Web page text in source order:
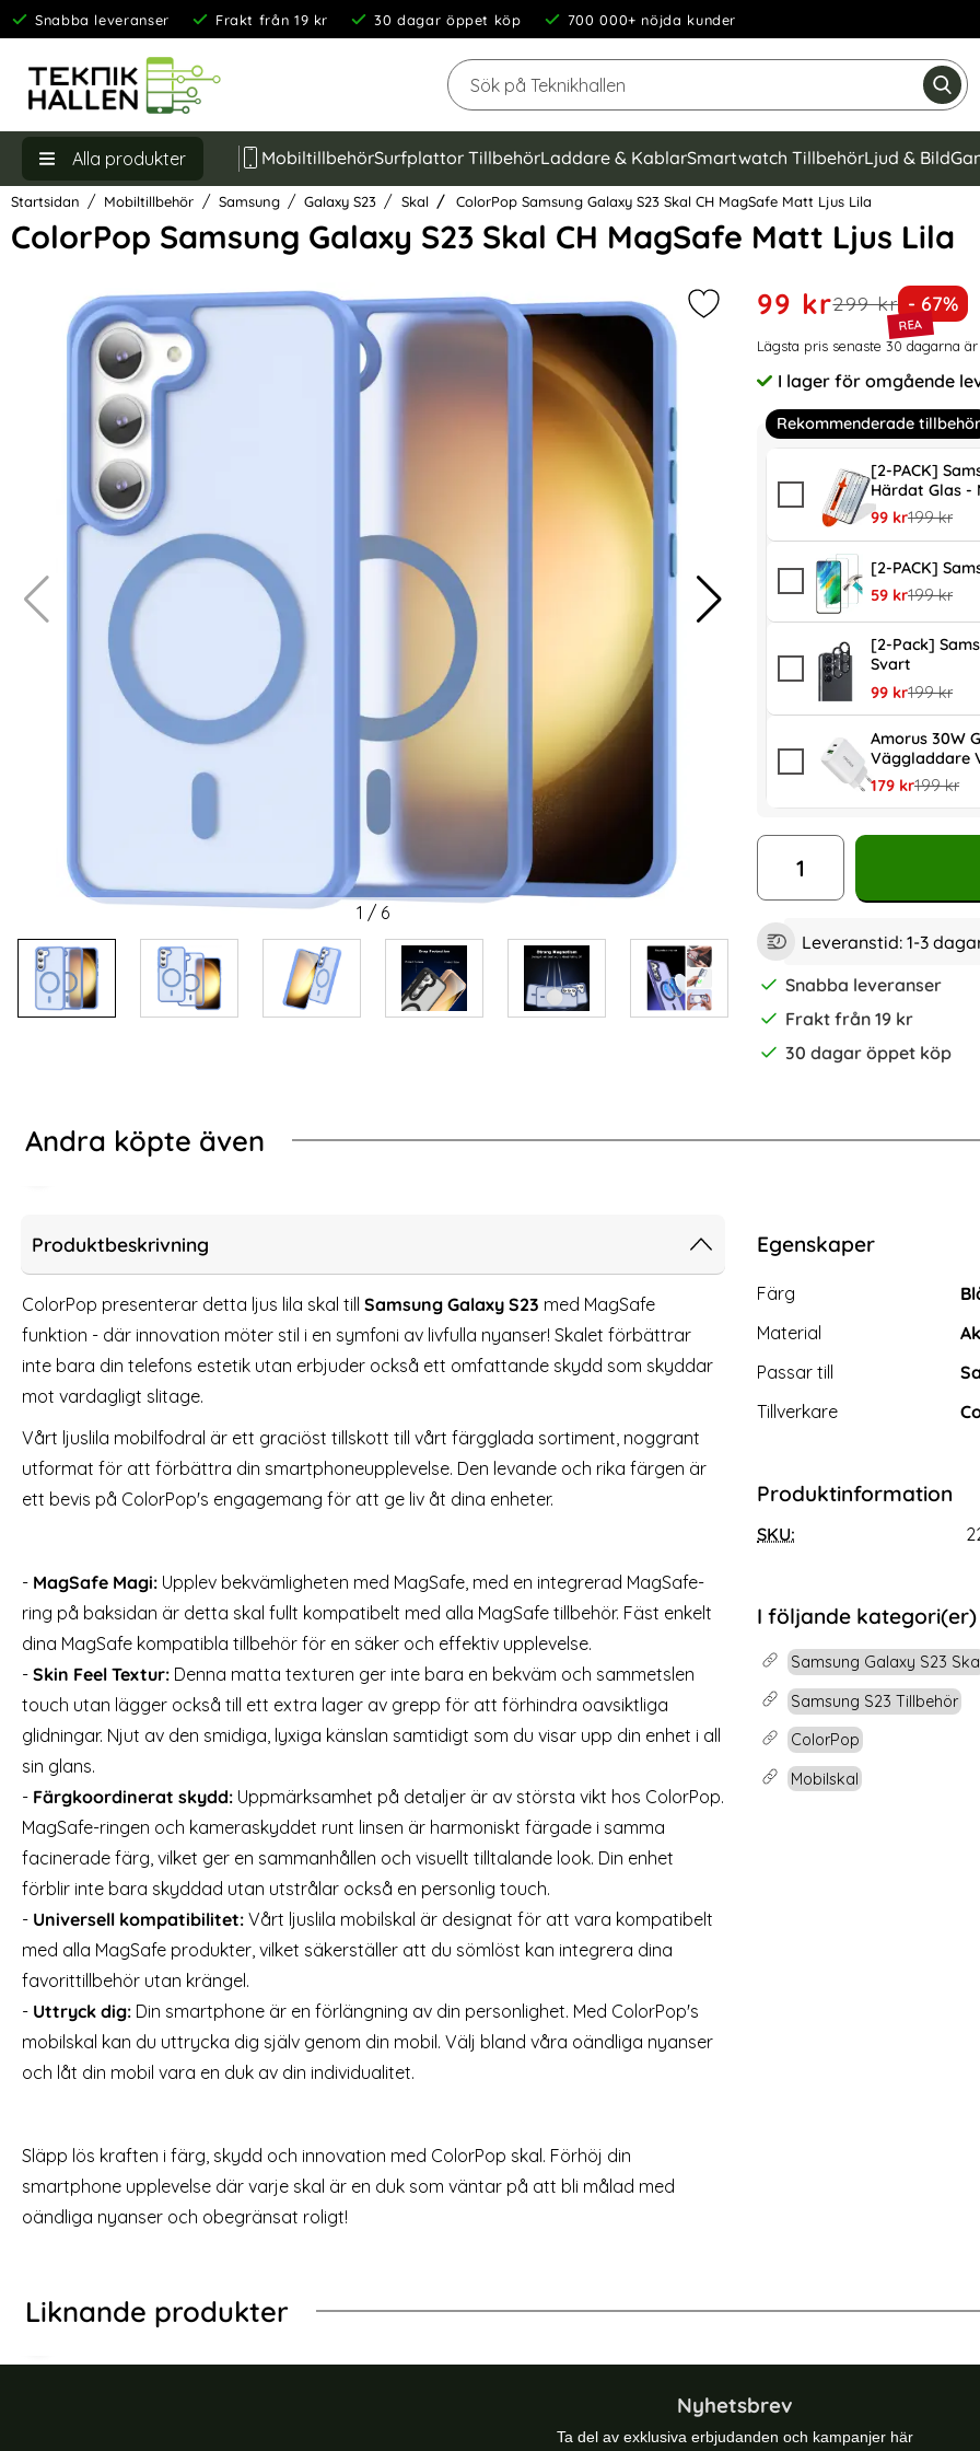
Snabba leveranser Frakt från 19 kr 30 dagar öppet köp 700 000+ nöjda kunder
Sök
Alla produkter MobiltillbehörSurfplattor TillbehörLaddare & KablarSmartwatch TillbehörLjud & Bild
Startsidan Mobiltillbehör Samsung Galaxy S23 Skal ColorPop Samsung Galaxy S23 Skal CH MagSafe Matt Ljus Lila
ColorPop Samsung Galaxy S23 Skal CH MagSafe Matt Ljus Lila
Hoppa
över
Markera colorPop Samsung
1 / 6
Handla denna produkt
rea pris
99 krtidigare pris
299 kr Priset
- 67%
Prishistorik
Lägsta pris senaste 30 dagarna
Tillgänglighet:
I lager för omgående
Rekommenderade tillbehör
[2-PACK]
Härdat Glas -
rea pris
99 krtidigare
199 kr
[2-PACK]
rea pris
59 krtidigare
199 kr
[2-Pack]
Svart
rea pris
99 krtidigare
199 kr
Amorus 30W
Väggladdare
rea pris
179 krtidigare
199 kr
antal
Leveranstid: 1-3
Snabba leveranser
Frakt från 19 kr
30 dagar öppet köp
Andra köpte även
Spigen Galaxy S23 2-PACK GLAS.tR "Ez Fit"
Skärmskydd
Tillgänglighet:
Lagervara
HOFI Galaxy S23 Skärmskydd Heltäckande
Tillgänglighet:
Lagervara
ColorPop Samsung Galaxy
Art. nr 225333
Produktbeskrivning
ColorPop presenterar detta ljus lila skal till Samsung Galaxy S23 med MagSafe
funktion - där innovation möter stil i en symfoni av livfulla nyanser! Skalet förbättrar
inte bara din telefons estetik utan erbjuder också ett omfattande skydd som skyddar
mot vardagligt slitage.
Vårt ljuslila mobilfodral är ett graciöst tillskott till vårt färgglada sortiment, noggrant
utformat för att förbättra din smartphoneupplevelse. Den levande och rika färgen är
ett bevis på ColorPop's engagemang för att ge liv åt dina enheter.
- MagSafe Magi: Upplev bekvämligheten med MagSafe, med en integrerad MagSafe-
ring på baksidan är detta skal fullt kompatibelt med alla MagSafe tillbehör. Fäst enkelt
dina MagSafe kompatibla tillbehör för en säker och effektiv upplevelse.
- Skin Feel Textur: Denna matta texturen ger inte bara en bekväm och sammetslen
touch utan lägger också till ett extra lager av grepp för att förhindra oavsiktliga
glidningar. Njut av den smidiga, lyxiga känslan samtidigt som du visar upp din enhet i all
sin glans.
- Färgkoordinerat skydd: Uppmärksamhet på detaljer är av största vikt hos ColorPop.
MagSafe-ringen och kameraskyddet runt linsen är harmoniskt färgade i samma
facinerade färg, vilket ger en sammanhållen och visuellt tilltalande look. Din enhet
förblir inte bara skyddad utan utstrålar också en personlig touch.
- Universell kompatibilitet: Vårt ljuslila mobilskal är designat för att vara kompatibelt
med alla MagSafe produkter, vilket säkerställer att du sömlöst kan integrera dina
favorittillbehör utan krängel.
- Uttryck dig: Din smartphone är en förlängning av din personlighet. Med ColorPop's
mobilskal kan du uttrycka dig själv genom din mobil. Välj bland våra oändliga nyanser
och låt din mobil vara en duk av din individualitet.
Släpp lös kraften i färg, skydd och innovation med ColorPop skal. Förhöj din
smartphone upplevelse där varje skal är en duk som väntar på att bli målad med
oändliga nyanser och obegränsat roligt!
Egenskaper
Egenskaper/attribut för
Attribut
Färg
Material
Passar till
Tillverkare
Produktinformation
SKU:
I följande kategori(er)
Samsung Galaxy S23
Samsung S23 Tillbehör
ColorPop
Mobilskal
Liknande produkter
ColorPop Samsung Galaxy S23 Skal CH MagSafe Matt Ljus Grön
ColorPop Samsung Galaxy S23
Nyhetsbrev
Ta del av exklusiva erbjudanden och kampanjer här